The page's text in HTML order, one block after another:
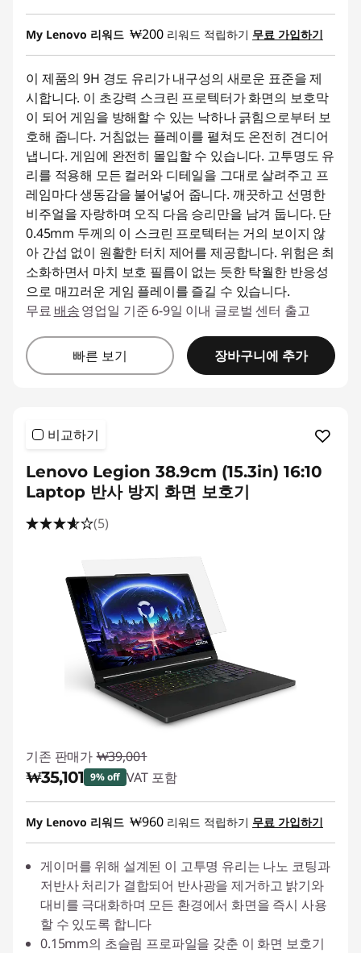
즉시 할인: :-₩820
My Lenovo 리워드 ₩200 리워드 적립하기 무료 가입하기
이 제품의 9H 경도 유리가 내구성의 새로운 표준을 제
시합니다. 이 초강력 스크린 프로텍터가 화면의 보호막
이 되어 게임을 방해할 수 있는 낙하나 긁힘으로부터 보
호해 줍니다. 거침없는 플레이를 펼쳐도 온전히 견디어
냅니다. 게임에 완전히 몰입할 수 있습니다. 고투명도 유
리를 적용해 모든 컬러와 디테일을 그대로 살려주고 프
레임마다 생동감을 불어넣어 줍니다. 깨끗하고 선명한
비주얼을 자랑하며 오직 다음 승리만을 남겨 둡니다. 단
0.45mm 두께의 이 스크린 프로텍터는 거의 보이지 않
아 간섭 없이 원활한 터치 제어를 제공합니다. 위험은 최
소화하면서 마치 보호 필름이 없는 듯한 탁월한 반응성
으로 매끄러운 게임 플레이를 즐길 수 있습니다.
무료 배송영업일 기준 6-9일 이내 글로벌 센터 출고
빠른 보기 장바구니에 추가
비교하기
Lenovo Legion 38.9cm (15.3in) 16:10
Laptop 반사 방지 화면 보호기
(5)
기존 판매가 ₩39,001
₩35,101 9% off VAT 포함
즉시 할인: :-₩3,900
My Lenovo 리워드 ₩960 리워드 적립하기 무료 가입하기
게이머를 위해 설계된 이 고투명 유리는 나노 코팅과
저반사 처리가 결합되어 반사광을 제거하고 밝기와
대비를 극대화하며 모든 환경에서 화면을 즉시 사용
할 수 있도록 합니다
0.15mm의 초슬림 프로파일을 갖춘 이 화면 보호기